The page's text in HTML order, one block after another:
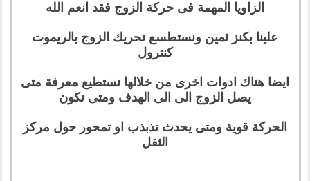
الزاويا المهمة فى حركة الزوج فقد انعم الله
علينا بكنز ثمين ونستطسع تحريك الزوج بالريموت
كنترول
ايضا هناك ادوات اخرى من خلالها نستطيع معرفة متى
يصل الزوج الى الى الهدف ومتى تكون
الحركة قوية ومتى يحدث تذبذب او تمحور حول مركز
الثقل